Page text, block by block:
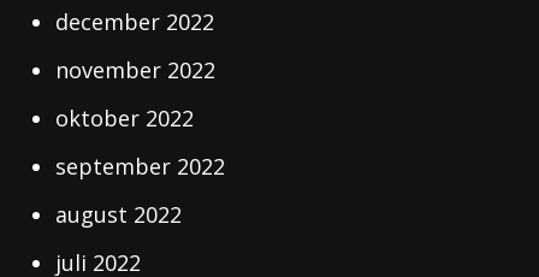
december 2022
november 2022
oktober 2022
september 2022
august 2022
juli 2022